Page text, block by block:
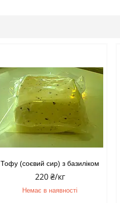
Тофу (соєвий сир) з базиліком
220 ₴/кг
Немає в наявності